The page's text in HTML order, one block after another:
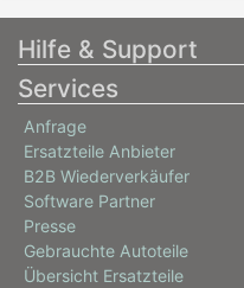
Hilfe & Support
Services
Anfrage
Ersatzteile Anbieter
B2B Wiederverkäufer
Software Partner
Presse
Gebrauchte Autoteile
Übersicht Ersatzteile